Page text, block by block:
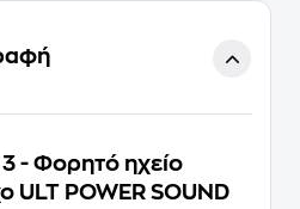
3 - Φορητό ηχείο
ULT POWER SOUND